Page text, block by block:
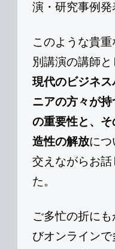
演・研究事例発
このような貴
別講演の講師と
現代のビジネ
ニアの方々が持
の重要性と、
造性の解放につ
交えながらお
た。
ご多忙の折に
びオンライン